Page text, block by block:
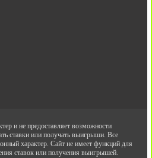
и не предоставляет возможности
ставки или получать выигрыши. Все
характер. Сайт не имеет функций для
ставок или получения выигрышей.